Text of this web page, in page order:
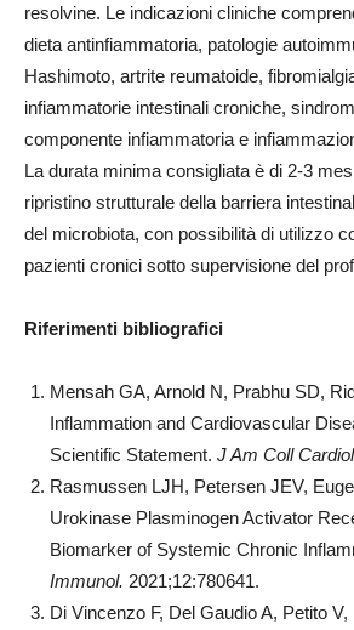
resolvine. Le indicazioni cliniche
dieta antinfiammatoria, patologie
Hashimoto, artrite reumatoide,
infiammatorie intestinali croniche,
componente infiammatoria e
La durata minima consigliata è di 2-3
ripristino strutturale della barriera
del microbiota, con possibilità di utilizzo
pazienti cronici sotto supervisione del
Riferimenti bibliografici
Mensah GA, Arnold N, Prabhu SD,
Inflammation and Cardiovascular
Scientific Statement. J Am Coll
Rasmussen LJH, Petersen JEV,
Urokinase Plasminogen Activator
Biomarker of Systemic Chronic
Immunol. 2021;12:780641.
Di Vincenzo F, Del Gaudio A, Petito